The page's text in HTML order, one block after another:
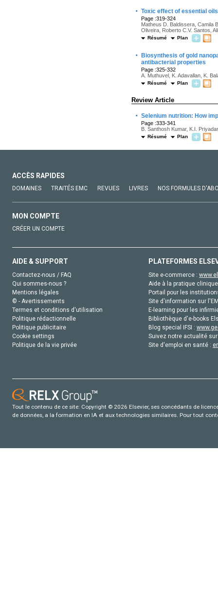
· Toxic effect of essential
Page :319-324
Matheus D. Baldissera, Camila
Oliveira, Roberto C.V. Santos,
Résumé Plan
·
Biosynthesis of gold
antibacterial properties
Page :325-332
A. Muthuvel, K. Adavallan, K.
Résumé Plan
Review Article
· Selenium nutrition: How
Page :333-341
B. Santhosh Kumar, K.I.
Résumé Plan
ACCÈS RAPIDES
DOMAINES TRAITÉS EMC REVUES LIVRES NOS FORMULES
MON COMPTE
CRÉER UN COMPTE
AIDE & SUPPORT
Contactez-nous / FAQ
Qui sommes-nous ?
Mentions légales
© - Avertissements
Termes et conditions d'utilisation
Politique rédactionnelle
Politique publicitaire
Cookie settings
Politique de la vie privée
PLATEFORMES
Site e-commerce :
Aide à la pratique
Portail pour les
Site d'information sur
E-learning pour les
Bibliothèque d'e-books
Blog special IFSI :
Suivez notre actualité
Site d'emploi en santé :
Tout le contenu de ce site: Copyright © 2026 Elsevier, ses concédants de
de données, a la formation en IA et aux technologies similaires. Pour tout